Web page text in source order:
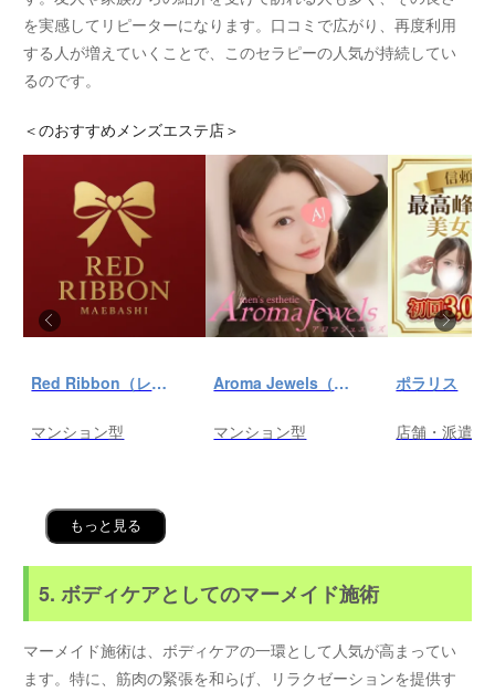
を実感してリピーターになります。口コミで広がり、再度利用
する人が増えていくことで、このセラピーの人気が持続してい
るのです。
＜のおすすめメンズエステ店＞
Red Ribbon（レッドリボン）前橋
マンション型
Aroma Jewels（アロマ ジュエルズ）秋葉原ルーム
マンション型
ポラリス
店舗・派遣
もっと見る
5. ボディケアとしてのマーメイド施術
マーメイド施術は、ボディケアの一環として人気が高まってい
ます。特に、筋肉の緊張を和らげ、リラクゼーションを提供す